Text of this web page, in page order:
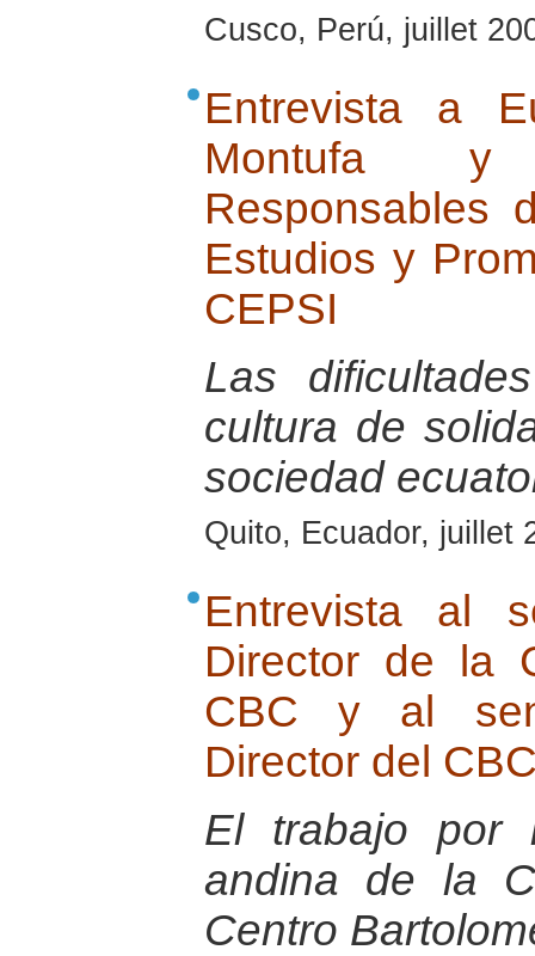
Cusco, Perú, juillet
Entrevista a
Montufa y
Responsables
Estudios y
CEPSI
Las
cultura de
sociedad
Quito, Ecuador, juillet
Entrevista al
Director de la
CBC y al
Director del
El trabajo por
andina de la
Centro